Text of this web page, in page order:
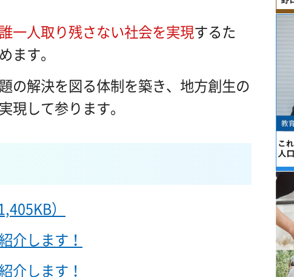
誰一人取り残さない社会を実現するた
ます。
の解決を図る体制を築き、地方創生の
して参ります。
）
介します！
介します！